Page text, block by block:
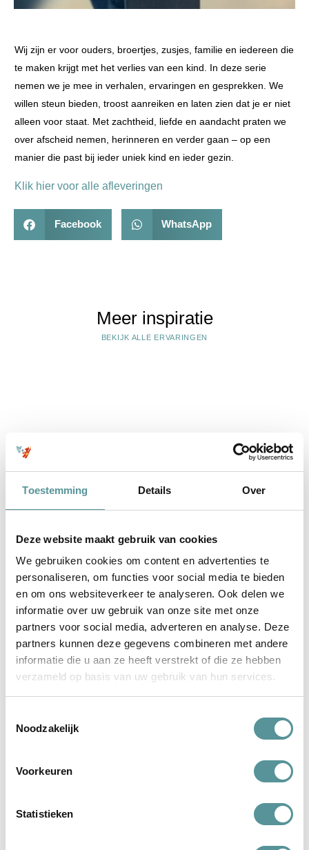
Toestemming Details Over
Deze website maakt gebruik van cookies
We gebruiken cookies om content en advertenties te
personaliseren, om functies voor social media te bieden
en om ons websiteverkeer te analyseren. Ook delen we
informatie over uw gebruik van onze site met onze
partners voor social media, adverteren en analyse. Deze
partners kunnen deze gegevens combineren met andere
informatie die u aan ze heeft verstrekt of die ze hebben
verzameld op basis van uw gebruik van hun services.
Noodzakelijk
Voorkeuren
Statistieken
Wij zijn er voor ouders, broertjes, zusjes, familie en iedereen die
te maken krijgt met het verlies van een kind. In deze serie
nemen we je mee in verhalen, ervaringen en gesprekken. We
willen steun bieden, troost aanreiken en laten zien dat je er niet
alleen voor staat. Met zachtheid, liefde en aandacht praten we
over afscheid nemen, herinneren en verder gaan – op een
manier die past bij ieder uniek kind en ieder gezin.
Klik hier voor alle afleveringen
Facebook WhatsApp
Meer inspiratie
BEKIJK ALLE ERVARINGEN
Rood-wit
lees verder